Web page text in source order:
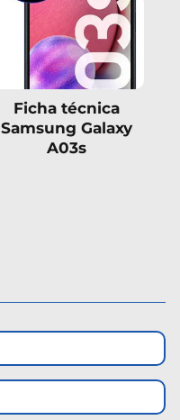
Ficha técnica
Samsung Galaxy
A03s